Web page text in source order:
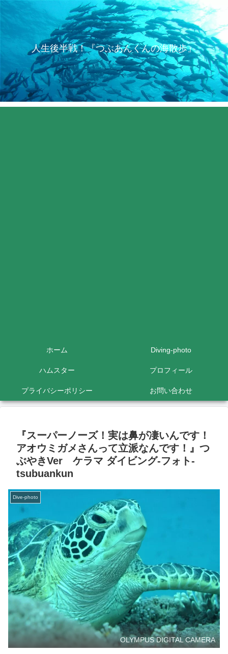
人生後半戦！『つぶあんくんの海散歩』
ホーム Diving-photo
ハムスター プロフィール
プライバシーポリシー お問い合わせ
『スーパーノーズ！実は鼻が凄いんです！
アオウミガメさんって立派なんです！』つ
ぶやきVer ケラマ ダイビング‐フォト‐
tsubuankun
Dive-photo
OLYMPUS DIGITAL CAMERA